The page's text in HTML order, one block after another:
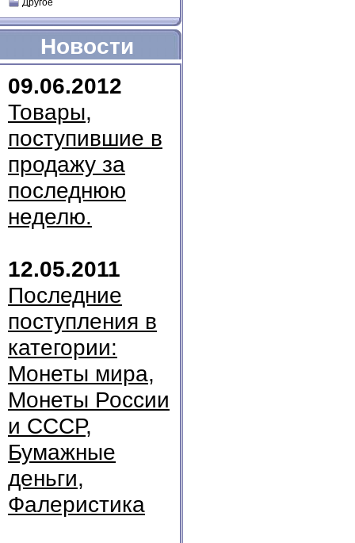
Другое
Новости
09.06.2012
Товары,
поступившие в
продажу за
последнюю
неделю.
12.05.2011
Последние
поступления в
категории:
Монеты мира,
Монеты России
и СССР,
Бумажные
деньги,
Фалеристика